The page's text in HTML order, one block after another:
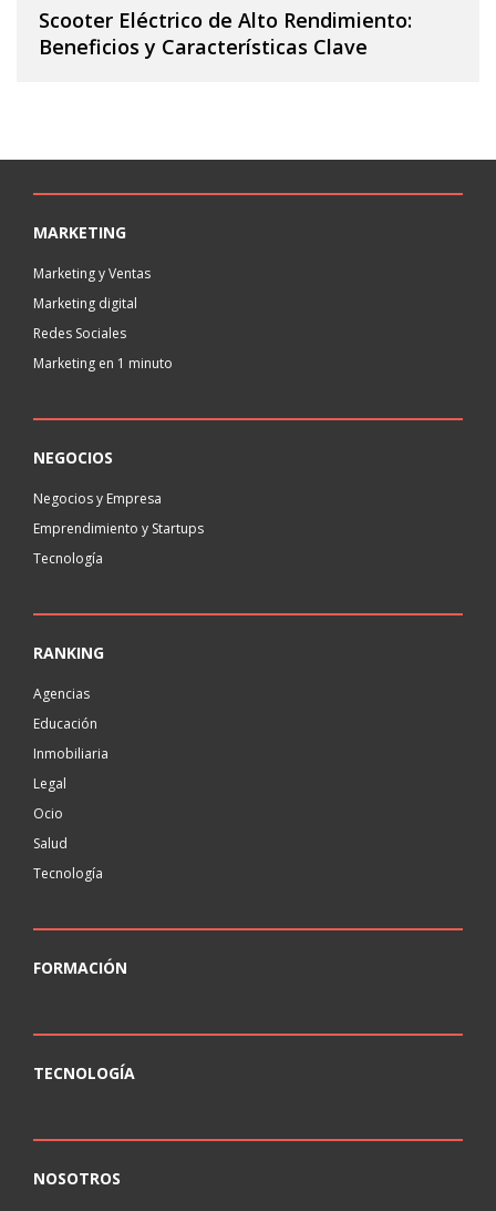
Scooter Eléctrico de Alto Rendimiento:
Beneficios y Características Clave
MARKETING
Marketing y Ventas
Marketing digital
Redes Sociales
Marketing en 1 minuto
NEGOCIOS
Negocios y Empresa
Emprendimiento y Startups
Tecnología
RANKING
Agencias
Educación
Inmobiliaria
Legal
Ocio
Salud
Tecnología
FORMACIÓN
TECNOLOGÍA
NOSOTROS